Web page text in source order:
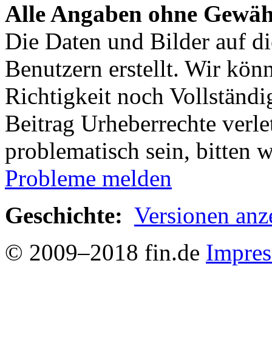
Alle Angaben ohne
Die Daten und Bilder auf
Benutzern erstellt. Wir
Richtigkeit noch
Beitrag Urheberrechte
problematisch sein, bitten
Probleme melden
Geschichte: Versionen
© 2009–2018 fin.de